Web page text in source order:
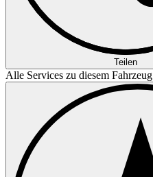
Teilen
Alle Services zu diesem Fahrzeug